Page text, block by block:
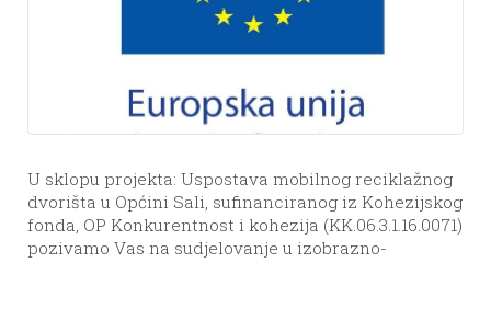
U sklopu projekta: Uspostava mobilnog reciklažnog
dvorišta u Općini Sali, sufinanciranog iz Kohezijskog
fonda, OP Konkurentnost i kohezija (KK.06.3.1.16.0071)
pozivamo Vas na sudjelovanje u izobrazno-